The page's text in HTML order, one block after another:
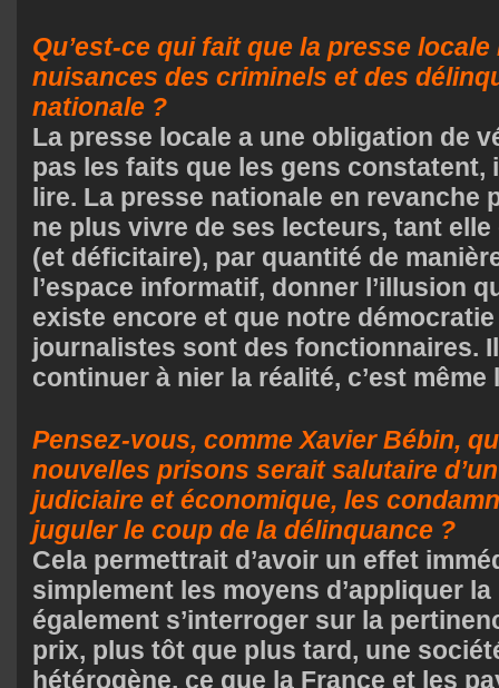
Qu’est-ce qui fait que la presse
nuisances des criminels et des
nationale ?
La presse locale a une obligation de
pas les faits que les gens constatent,
lire. La presse nationale en revanche
ne plus vivre de ses lecteurs, tant
(et déficitaire), par quantité de
l’espace informatif, donner l’illusion
existe encore et que notre
journalistes sont des fonctionnaires.
continuer à nier la réalité, c’est
Pensez-vous, comme Xavier Bébin,
nouvelles prisons serait salutaire
judiciaire et économique, les
juguler le coup de la délinquance ?
Cela permettrait d’avoir un effet
simplement les moyens d’appliquer
également s’interroger sur la
prix, plus tôt que plus tard, une
hétérogène, ce que la France et les